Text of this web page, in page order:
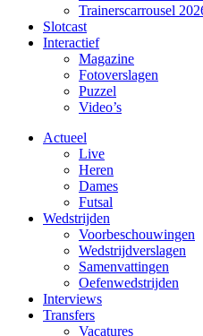
Trainerscarrousel
Slotcast
Interactief
Magazine
Fotoverslagen
Puzzel
Video’s
Actueel
Live
Heren
Dames
Futsal
Wedstrijden
Voorbeschouwingen
Wedstrijdverslagen
Samenvattingen
Oefenwedstrijden
Interviews
Transfers
Vacatures